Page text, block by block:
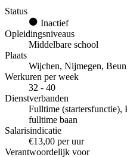
Status
Inactief
Opleidingsniveaus
Middelbare school
Plaats
Wijchen, Nijmegen,
Werkuren per week
32 - 40
Dienstverbanden
Fulltime (startersfunctie),
fulltime baan
Salarisindicatie
€13,00 per uur
Verantwoordelijk voor